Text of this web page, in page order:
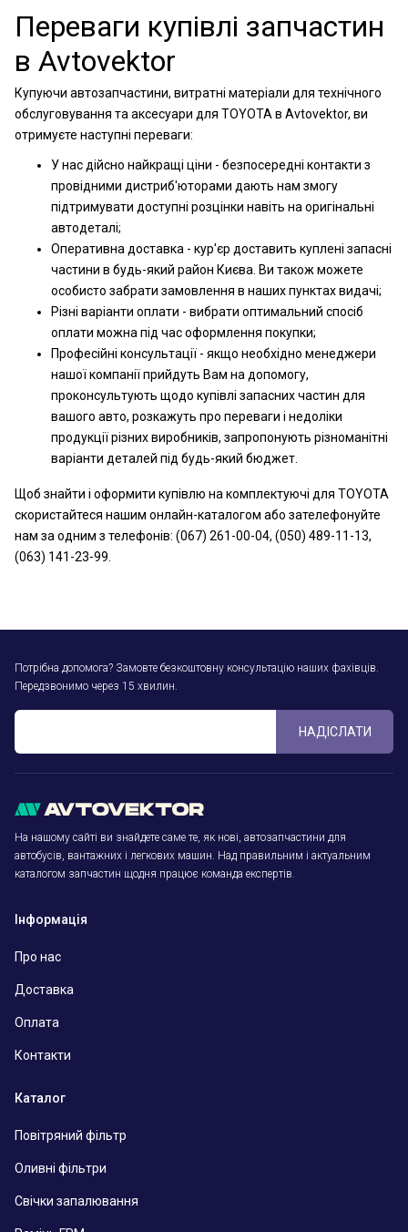
Переваги купівлі запчастин
в Avtovektor
Купуючи автозапчастини, витратні матеріали для технічного
обслуговування та аксесуари для TOYOTA в Avtovektor, ви
отримуєте наступні переваги:
У нас дійсно найкращі ціни - безпосередні контакти з
провідними дистриб'юторами дають нам змогу
підтримувати доступні розцінки навіть на оригінальні
автодеталі;
Оперативна доставка - кур'єр доставить куплені запасні
частини в будь-який район Києва. Ви також можете
особисто забрати замовлення в наших пунктах видачі;
Різні варіанти оплати - вибрати оптимальний спосіб
оплати можна під час оформлення покупки;
Професійні консультації - якщо необхідно менеджери
нашої компанії прийдуть Вам на допомогу,
проконсультують щодо купівлі запасних частин для
вашого авто, розкажуть про переваги і недоліки
продукції різних виробників, запропонують різноманітні
варіанти деталей під будь-який бюджет.
Щоб знайти і оформити купівлю на комплектуючі для TOYOTA
скористайтеся нашим онлайн-каталогом або зателефонуйте
нам за одним з телефонів: (067) 261-00-04, (050) 489-11-13,
(063) 141-23-99.
Потрібна допомога? Замовте безкоштовну консультацію наших фахівців.
Передзвонимо через 15 хвилин.
НАДІСЛАТИ
На нашому сайті ви знайдете саме те, як нові, автозапчастини для
автобусів, вантажних і легкових машин. Над правильним і актуальним
каталогом запчастин щодня працює команда експертів.
Інформація
Про нас
Доставка
Оплата
Контакти
Каталог
Повітряний фільтр
Оливні фільтри
Свічки запалювання